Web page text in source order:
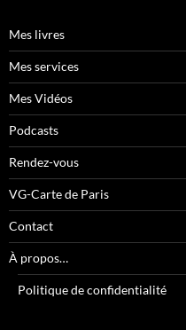
Mes livres
Mes services
Mes Vidéos
Podcasts
Rendez-vous
VG-Carte de Paris
Contact
À propos…
Politique de confidentialité